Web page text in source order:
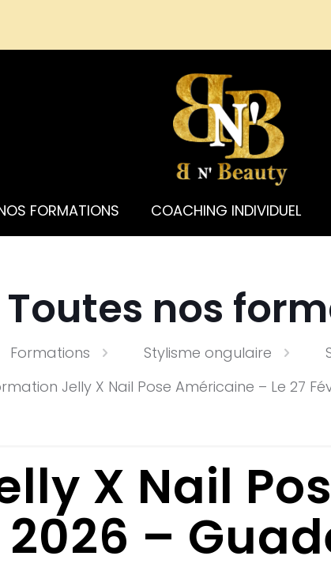
FORMATIONS COACHING INDIVIDUEL
Toutes nos
Formations Stylisme ongulaire
Jelly X Nail Pose Américaine – Le 27
X Nail
2026 –